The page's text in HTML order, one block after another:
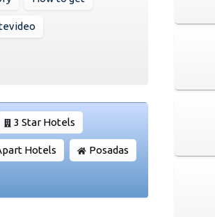
3 Star Hotels
Hotels Posadas